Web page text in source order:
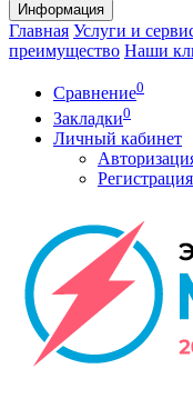
Информация
Главная Услуги и
преимущество Наши
Сравнение0
Закладки0
Личный кабинет
Регистрация